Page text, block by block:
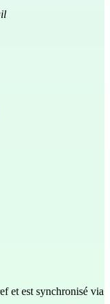
et est synchronisé via